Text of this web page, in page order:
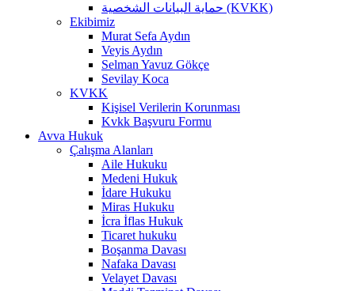
حماية البيانات الشخصية (KVKK)
Ekibimiz
Murat Sefa Aydın
Veyis Aydın
Selman Yavuz Gökçe
Sevilay Koca
KVKK
Kişisel Verilerin Korunması
Kvkk Başvuru Formu
Avva Hukuk
Çalışma Alanları
Aile Hukuku
Medeni Hukuk
İdare Hukuku
Miras Hukuku
İcra İflas Hukuk
Ticaret hukuku
Boşanma Davası
Nafaka Davası
Velayet Davası